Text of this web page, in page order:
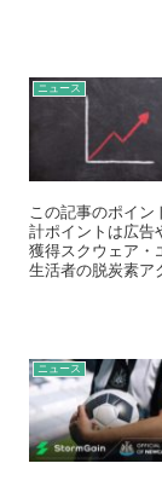
ニュース
この記事のポイン
計ポイントは広告
獲得スクウェア・
生活者の脱炭素ア
ニュース